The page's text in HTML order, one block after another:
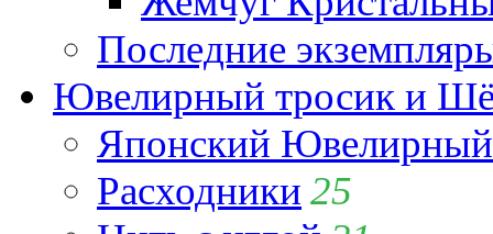
Последние
Ювелирный тросик и
Японский
Расходники 25